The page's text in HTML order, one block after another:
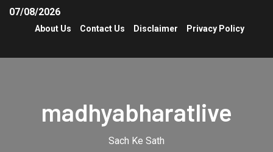
07/08/2026
About Us Contact Us Disclaimer Privacy Policy
madhyabharatlive
Sach Ke Sath